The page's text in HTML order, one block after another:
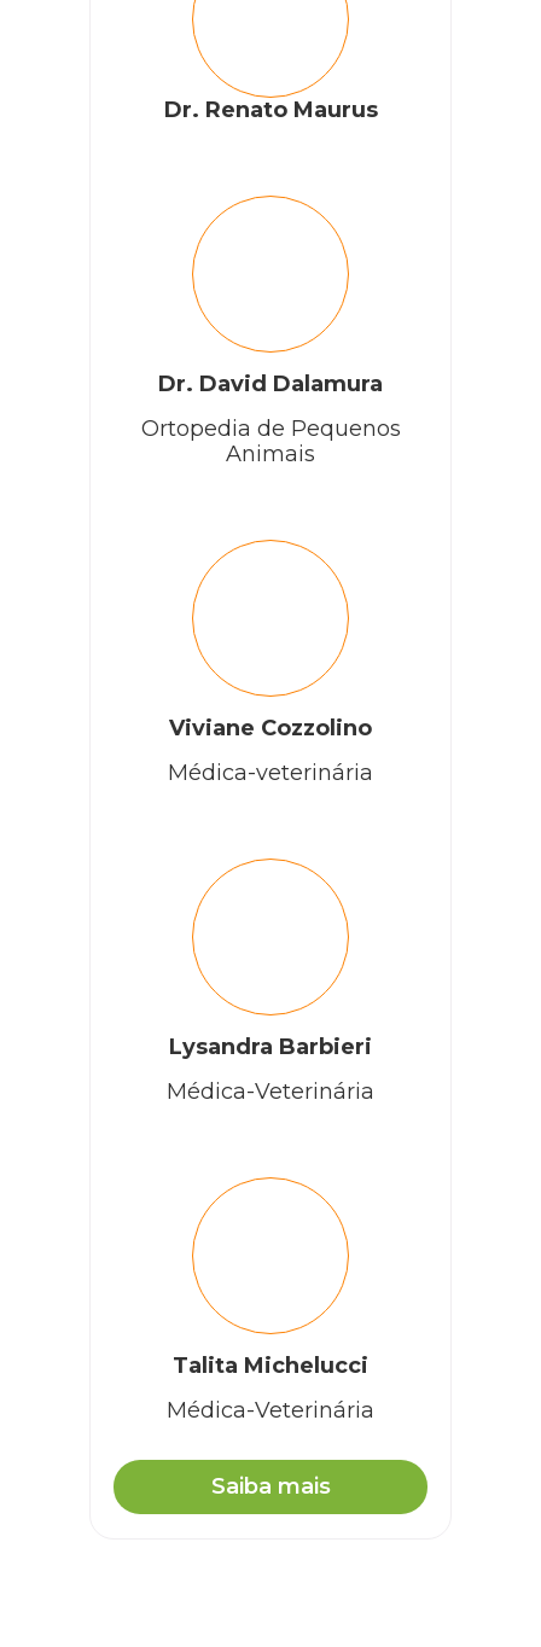
Dr. Renato Maurus
Dr. David Dalamura
Ortopedia de Pequenos
Animais
Viviane Cozzolino
Médica-veterinária
Lysandra Barbieri
Médica-Veterinária
Talita Michelucci
Médica-Veterinária
Saiba mais